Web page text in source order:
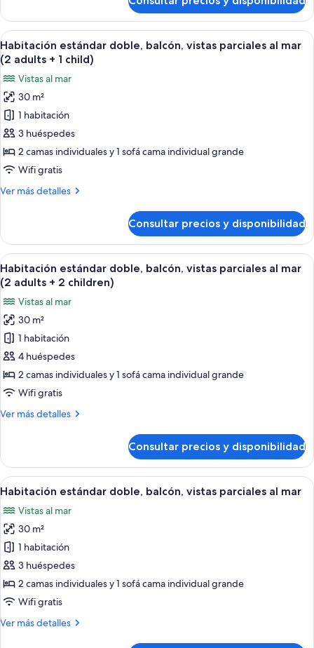
estándar
doble,
balcón,
vistas
al
mar
Abrir
todas
las
fotos
de
Habitación
estándar
doble,
balcón,
parciales
(2
adults
+
1
child)
Un cuarto de hotel con una cama,
3
Habitación estándar doble, balcón, vistas parciales al mar
(2 adults + 1 child)
Vistas al mar
30 m²
1 habitación
3 huéspedes
2 camas individuales y 1 sofá cama individual grande
Wifi gratis
Ver más detalles
Más
estándar
doble,
balcón,
vistas
parciales
al
mar
(2
adults
+
child)
Consultar precios y disponibilidad
Abrir
todas
las
fotos
de
Habitación
estándar
doble,
balcón,
parciales
(2
adults
2
children)
Un cuarto de hotel con una cama,
3
Habitación estándar doble, balcón, vistas parciales al mar
(2 adults + 2 children)
Vistas al mar
30 m²
1 habitación
4 huéspedes
2 camas individuales y 1 sofá cama individual grande
Wifi gratis
Ver más detalles
Más
estándar
doble,
balcón,
parciales
al
mar
(2
adults
+
2
children)
Consultar precios y disponibilidad
Abrir
todas
las
fotos
de
Habitación
estándar
doble,
balcón,
vistas
Un cuarto de hotel con una cama,
3
Habitación estándar doble, balcón, vistas parciales al mar
Vistas al mar
30 m²
1 habitación
3 huéspedes
2 camas individuales y 1 sofá cama individual grande
Wifi gratis
Ver más detalles
Más